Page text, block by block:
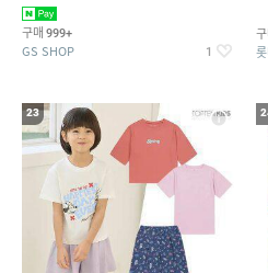
구매 999+
GS SHOP 1
23